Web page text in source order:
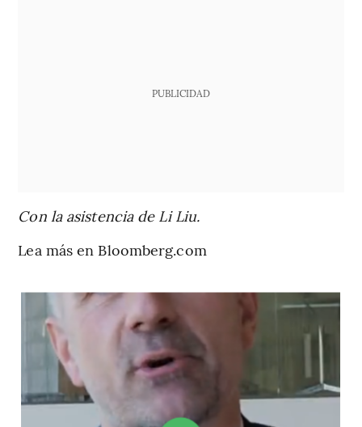
PUBLICIDAD
Con la asistencia de Li Liu.
Lea más en Bloomberg.com